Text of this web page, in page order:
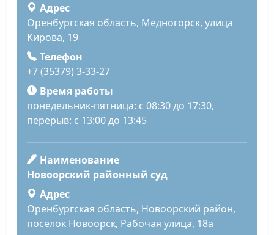
Адрес
Оренбургская область, Медногорск, улица
Кирова, 19
Телефон
+7 (35379) 3-33-27
Время работы
понедельник-пятница: с 08:30 до 17:30,
перерыв: с 13:00 до 13:45
Наименование
Новоорский районный суд
Адрес
Оренбургская область, Новоорский район,
поселок Новоорск, Рабочая улица, 18а